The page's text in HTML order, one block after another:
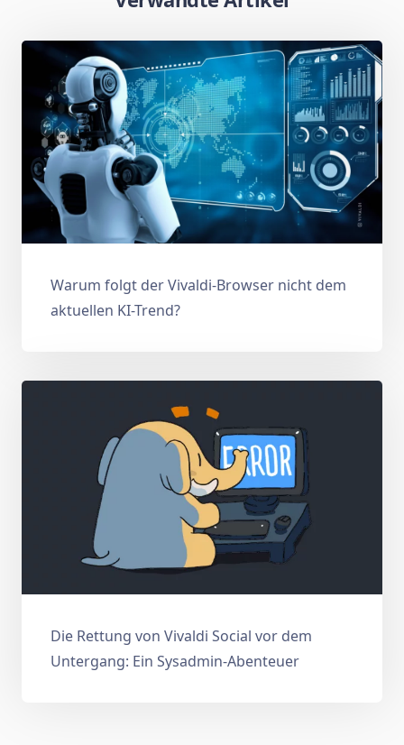
Warum folgt der Vivaldi-Browser nicht dem
aktuellen KI-Trend?
Die Rettung von Vivaldi Social vor dem
Untergang: Ein Sysadmin-Abenteuer